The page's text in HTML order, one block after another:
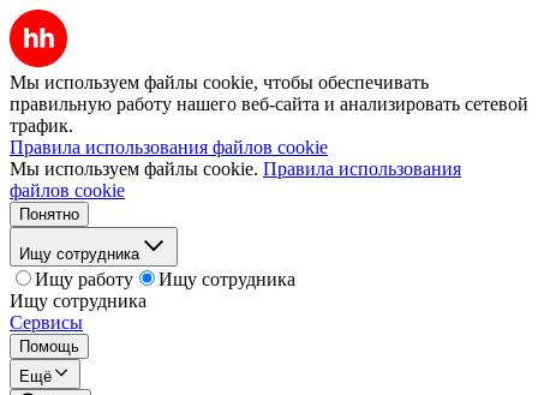
Мы используем файлы cookie, чтобы обеспечивать
правильную работу нашего веб-сайта и анализировать сетевой
трафик.
Правила использования файлов cookie
Мы используем файлы cookie. Правила использования
файлов cookie
Понятно
Ищу сотрудника
Ищу работу
Ищу сотрудника
Ищу сотрудника
Сервисы
Помощь
Ещё